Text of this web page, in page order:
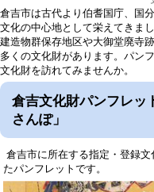
倉吉市は古代より伯耆国庁、国
文化の中心地として栄えてきま
建造物群保存地区や大御堂廃寺
多くの文化財があります。パン
文化財を訪れてみませんか。
倉吉文化財パンフレッ
さんぽ」
倉吉市に所在する指定・登録文
たパンフレットです。